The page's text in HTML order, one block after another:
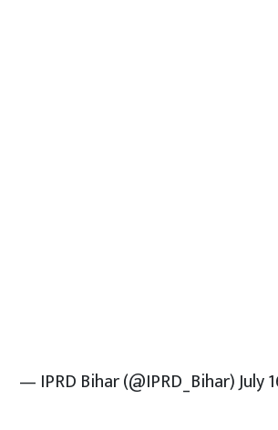
— IPRD Bihar (@IPRD_Bihar)July